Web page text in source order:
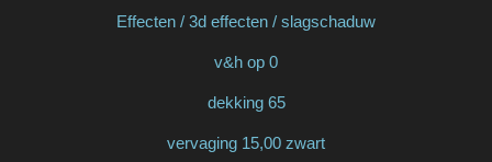
Effecten / 3d effecten / slagschaduw
v&h op 0
dekking 65
vervaging 15,00 zwart